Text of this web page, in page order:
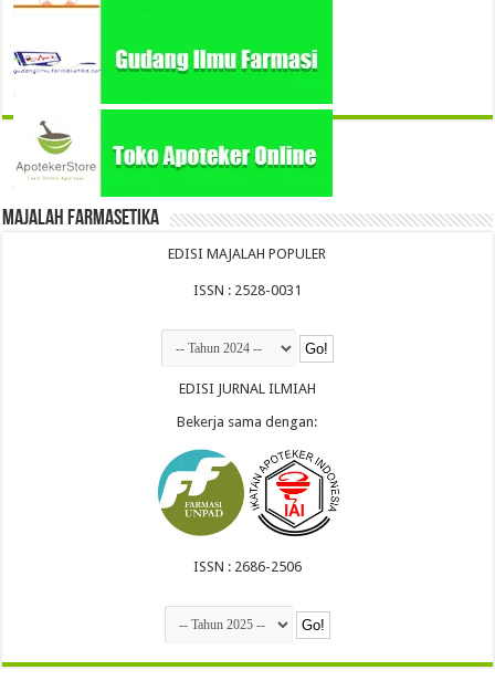
Majalah Farmasetika
EDISI MAJALAH POPULER
ISSN : 2528-0031
EDISI JURNAL ILMIAH
Bekerja sama dengan:
ISSN : 2686-2506